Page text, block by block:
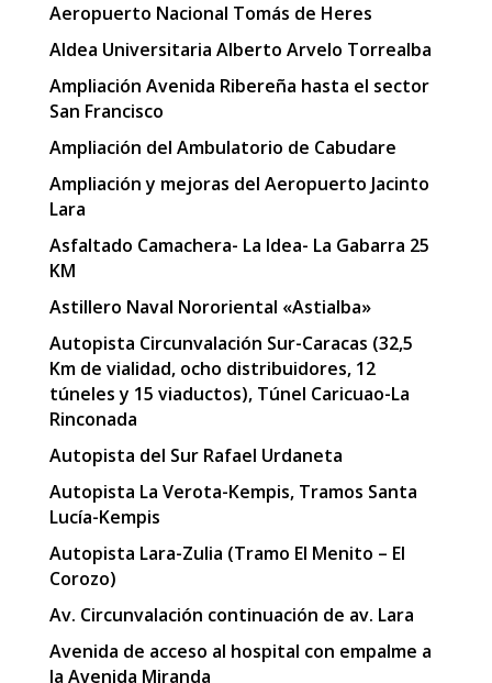
Aeropuerto Nacional Tomás de Heres
Aldea Universitaria Alberto Arvelo Torrealba
Ampliación Avenida Ribereña hasta el sector
San Francisco
Ampliación del Ambulatorio de Cabudare
Ampliación y mejoras del Aeropuerto Jacinto
Lara
Asfaltado Camachera- La Idea- La Gabarra 25
KM
Astillero Naval Nororiental «Astialba»
Autopista Circunvalación Sur-Caracas (32,5
Km de vialidad, ocho distribuidores, 12
túneles y 15 viaductos), Túnel Caricuao-La
Rinconada
Autopista del Sur Rafael Urdaneta
Autopista La Verota-Kempis, Tramos Santa
Lucía-Kempis
Autopista Lara-Zulia (Tramo El Menito – El
Corozo)
Av. Circunvalación continuación de av. Lara
Avenida de acceso al hospital con empalme a
la Avenida Miranda